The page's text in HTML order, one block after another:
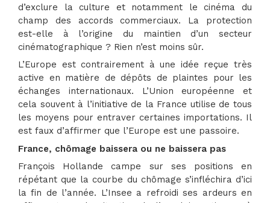
d’exclure la culture et notamment le cinéma du
champ des accords commerciaux. La protection
est-elle à l’origine du maintien d’un secteur
cinématographique ? Rien n’est moins sûr.
L’Europe est contrairement à une idée reçue très
active en matière de dépôts de plaintes pour les
échanges internationaux. L’Union européenne et
cela souvent à l’initiative de la France utilise de tous
les moyens pour entraver certaines importations. Il
est faux d’affirmer que l’Europe est une passoire.
France, chômage baissera ou ne baissera pas
François Hollande campe sur ses positions en
répétant que la courbe du chômage s’infléchira d’ici
la fin de l’année. L’Insee a refroidi ses ardeurs en